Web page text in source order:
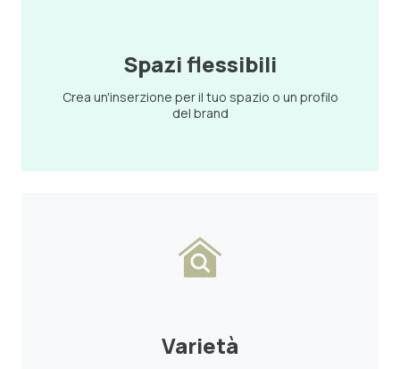
Spazi flessibili
Crea un'inserzione per il tuo spazio o un profilo
del brand
Varietà